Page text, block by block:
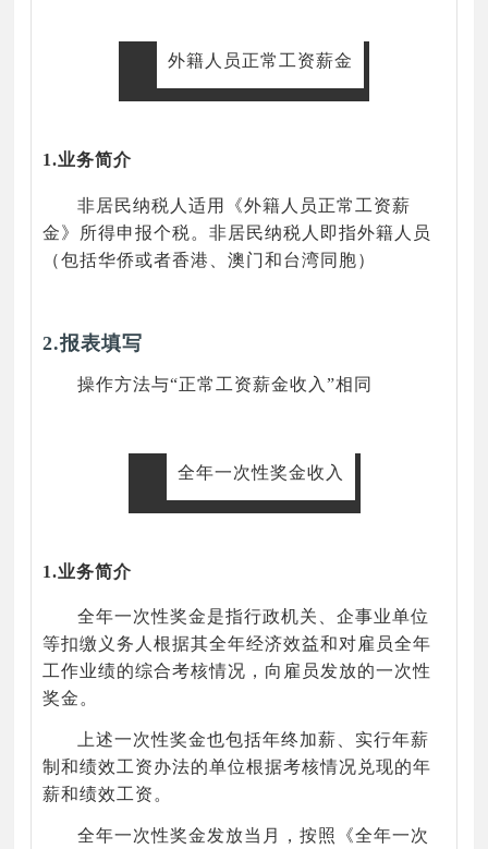
外籍人员正常工资薪金
1.业务简介
非居民纳税人适用《外籍人员正常工资薪
金》所得申报个税。非居民纳税人即指外籍人员
（包括华侨或者香港、澳门和台湾同胞）
2.报表填写
操作方法与“正常工资薪金收入”相同
全年一次性奖金收入
1.业务简介
全年一次性奖金是指行政机关、企事业单位
等扣缴义务人根据其全年经济效益和对雇员全年
工作业绩的综合考核情况，向雇员发放的一次性
奖金。
上述一次性奖金也包括年终加薪、实行年薪
制和绩效工资办法的单位根据考核情况兑现的年
薪和绩效工资。
全年一次性奖金发放当月，按照《全年一次